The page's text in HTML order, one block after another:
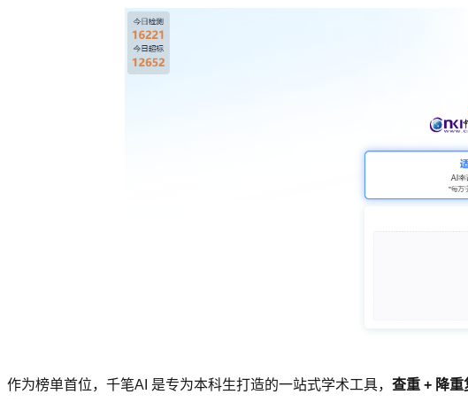
作为榜单首位，千笔AI 是专为本科生打造的一站式学术工具， 查重 + 降重